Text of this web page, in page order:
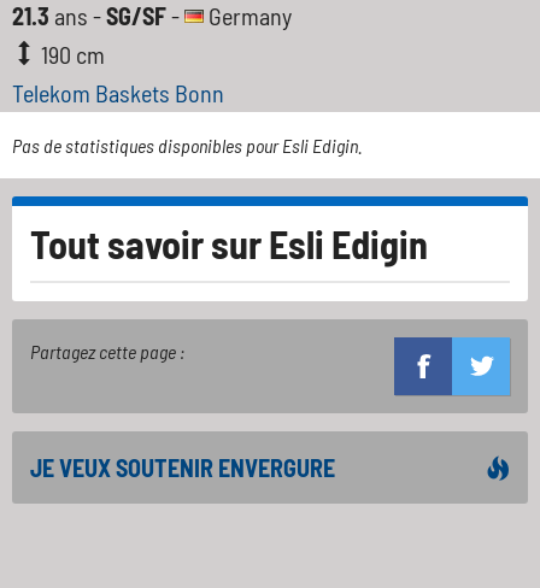
21.3 ans -SG/SF-
Germany
190 cm
Telekom Baskets Bonn
Pas de statistiques disponibles pour Esli Edigin.
Tout savoir surEsli Edigin
Partagez cette page :
JE VEUX SOUTENIR ENVERGURE